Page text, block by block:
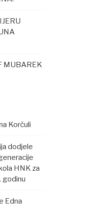
MUBAREK
Korčuli
dodjele
HNK za
Edna